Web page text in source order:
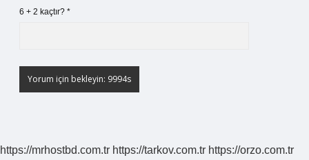
6 + 2 kaçtır? *
https://mrhostbd.com.tr https://tarkov.com.tr https://orzo.com.tr